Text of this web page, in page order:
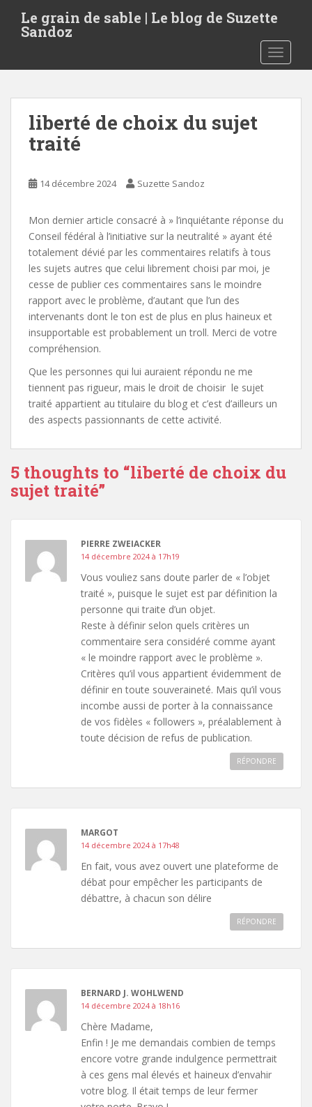
t
Le grain de sable | Le blog de Suzette
Sandoz
liberté de choix du sujet
traité
14 décembre 2024 Suzette Sandoz
Mon dernier article consacré à » l’inquiétante réponse du
Conseil fédéral à l’initiative sur la neutralité » ayant été
totalement dévié par les commentaires relatifs à tous
les sujets autres que celui librement choisi par moi, je
cesse de publier ces commentaires sans le moindre
rapport avec le problème, d’autant que l’un des
intervenants dont le ton est de plus en plus haineux et
insupportable est probablement un troll. Merci de votre
compréhension.
Que les personnes qui lui auraient répondu ne me
tiennent pas rigueur, mais le droit de choisir le sujet
traité appartient au titulaire du blog et c’est d’ailleurs un
des aspects passionnants de cette activité.
5 thoughts to “liberté de choix du
sujet traité”
PIERRE ZWEIACKER
14 décembre 2024 à 17h19
Vous vouliez sans doute parler de « l’objet
traité », puisque le sujet est par définition la
personne qui traite d’un objet.
Reste à définir selon quels critères un
commentaire sera considéré comme ayant
« le moindre rapport avec le problème ».
Critères qu’il vous appartient évidemment de
définir en toute souveraineté. Mais qu’il vous
incombe aussi de porter à la connaissance
de vos fidèles « followers », préalablement à
toute décision de refus de publication.
RÉPONDRE
MARGOT
14 décembre 2024 à 17h48
En fait, vous avez ouvert une plateforme de
débat pour empêcher les participants de
débattre, à chacun son délire
RÉPONDRE
BERNARD J. WOHLWEND
14 décembre 2024 à 18h16
Chère Madame,
Enfin ! Je me demandais combien de temps
encore votre grande indulgence permettrait
à ces gens mal élevés et haineux d’envahir
votre blog. Il était temps de leur fermer